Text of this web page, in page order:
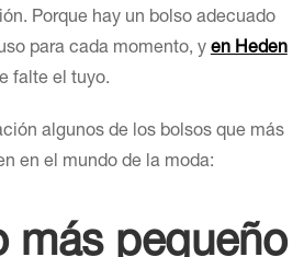
Porque hay un bolso adecuado
para cada momento, y en Heden
falte el tuyo.
algunos de los bolsos que más
en el mundo de la moda:
más pequeño